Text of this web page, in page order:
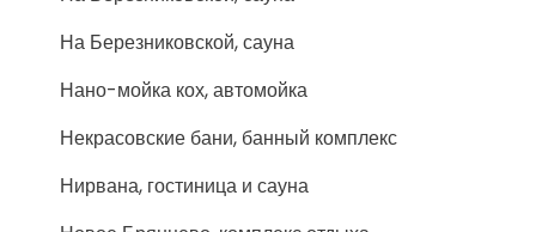
На Березниковской, сауна
Нано-мойка кох, автомойка
Некрасовские бани, банный комплекс
Нирвана, гостиница и сауна